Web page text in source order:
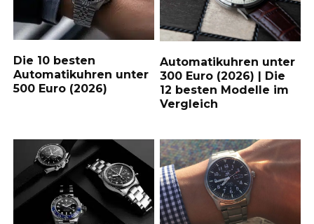
t
p
Die 10 besten
Automatikuhren unter
500 Euro (2026)
Automatikuhren unter
300 Euro (2026) | Die
12 besten Modelle im
Vergleich